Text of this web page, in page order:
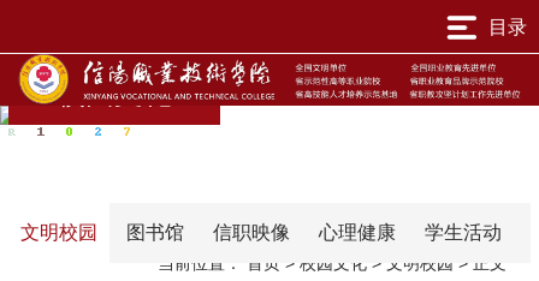
目录
校园文化
当前位置： 首页 > 校园文化 > 文明校园 >正文
文明校园 图书馆 信职映像 心理健康 学生活动